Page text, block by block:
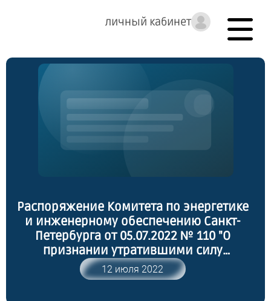
личный кабинет
Распоряжение Комитета по энергетике
и инженерному обеспечению Санкт-
Петербурга от 05.07.2022 № 110 "О
признании утратившими силу
распоряжений Комитета по энергетике
и инженерному обеспечению от
12 июля 2022